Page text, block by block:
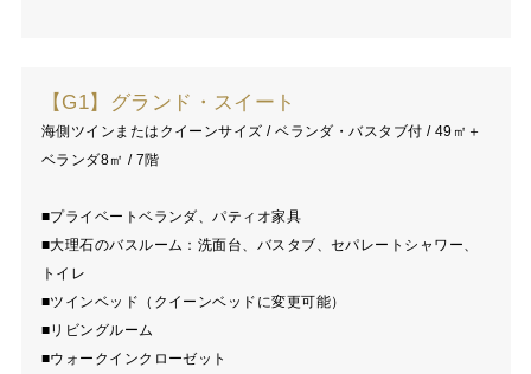
【G1】グランド・スイート
海側ツインまたはクイーンサイズ / ベランダ・バスタブ付 / 49㎡＋
ベランダ8㎡ / 7階
■プライベートベランダ、パティオ家具
■大理石のバスルーム：洗面台、バスタブ、セパレートシャワー、
トイレ
■ツインベッド（クイーンベッドに変更可能）
■リビングルーム
■ウォークインクローゼット